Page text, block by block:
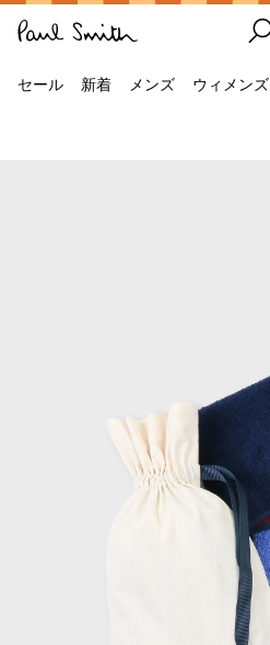
セール 新着 メンズ ウィメンズ